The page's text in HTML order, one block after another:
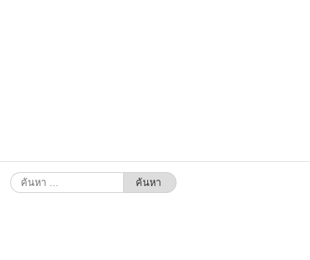
ค้นหา
สำหรับ: